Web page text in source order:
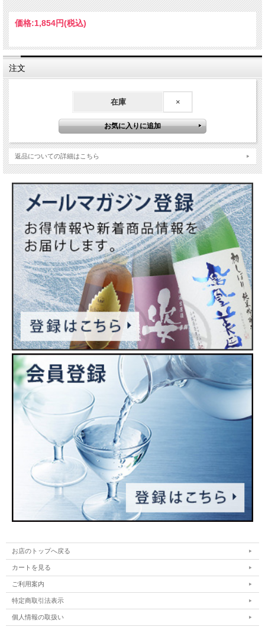
お楽しみいただけます。
ジューシーな飲み応えが素晴らしい。フレッシュなまま旬の食材と合わせて楽しみ
たいですね。
原材料…米（国産）・米こうじ（国産米）
アミノ酸度…
使用酵母…
アルコール度数…16%
価格:1,854円(税込)
注文
在庫 ×
返品についての詳細はこちら
お店のトップへ戻る
カートを見る
ご利用案内
特定商取引法表示
個人情報の取扱い